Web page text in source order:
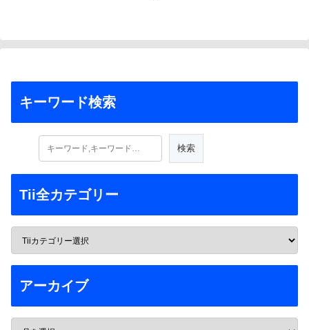
キーワード検索
Tii全カテゴリー
アーカイブ